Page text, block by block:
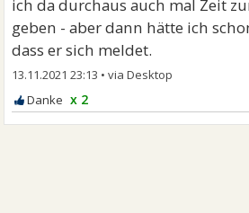
ich da durchaus auch mal Zeit
geben - aber dann hätte ich
dass er sich meldet.
13.11.2021 23:13 •
x 2